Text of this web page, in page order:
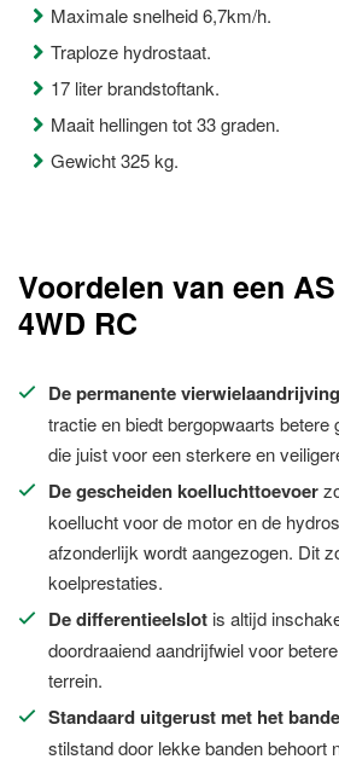
Maximale snelheid 6,7km/h.
Traploze hydrostaat.
17 liter brandstoftank.
Maait hellingen tot 33 graden.
Gewicht 325 kg.
Voordelen van een
4WD RC
De permanente vierwielaandrijving
tractie en biedt bergopwaarts
die juist voor een sterkere en
De gescheiden koelluchttoevoer
koellucht voor de motor en de
afzonderlijk wordt aangezogen. Dit
koelprestaties.
De differentieelslot is altijd
doordraaiend aandrijfwiel voor
terrein.
Standaard uitgerust met het
stilstand door lekke banden behoort